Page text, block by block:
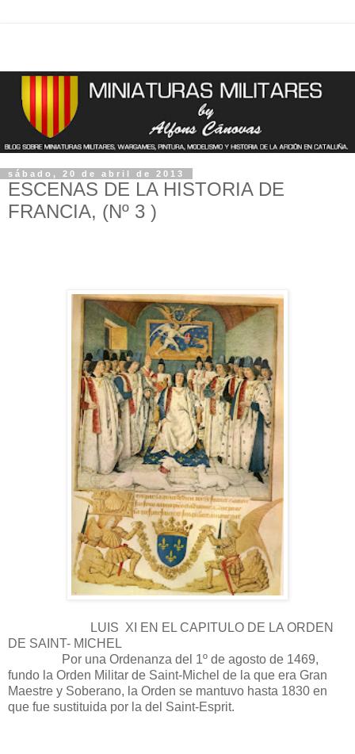
sábado, 20 de abril de 2013
ESCENAS DE LA HISTORIA DE
FRANCIA, (Nº 3 )
LUIS XI EN EL CAPITULO DE LA ORDEN
DE SAINT- MICHEL
Por una Ordenanza del 1º de agosto de 1469,
fundo la Orden Militar de Saint-Michel de la que era Gran
Maestre y Soberano, la Orden se mantuvo hasta 1830 en
que fue sustituida por la del Saint-Esprit.